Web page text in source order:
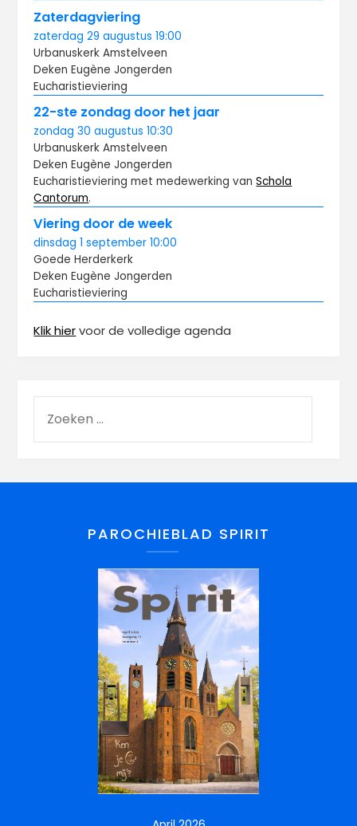
Zaterdagviering
zaterdag 29 augustus19:00
Urbanuskerk Amstelveen
Deken Eugène Jongerden
Eucharistieviering
22-ste zondag door het jaar
zondag 30 augustus10:30
Urbanuskerk Amstelveen
Deken Eugène Jongerden
Eucharistieviering met medewerking vanSchola
Cantorum.
Viering door de week
dinsdag 1 september10:00
Goede Herderkerk
Deken Eugène Jongerden
Eucharistieviering
Klik hiervoor de volledige agenda
PAROCHIEBLAD SPIRIT